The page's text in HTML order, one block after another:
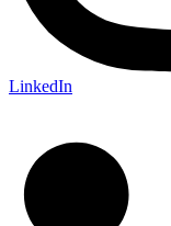
LinkedIn